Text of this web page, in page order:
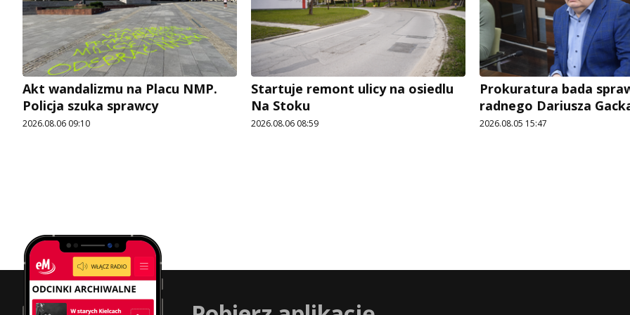
Akt wandalizmu na Placu NMP.
Policja szuka sprawcy
2026.08.06 09:10
Startuje remont ulicy na osiedlu
Na Stoku
2026.08.06 08:59
Prokuratura bada
radnego Dariusza
2026.08.05 15:47